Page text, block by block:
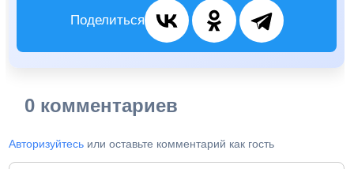
Поделиться
0 комментариев
Авторизуйтесь или оставьте комментарий как гость